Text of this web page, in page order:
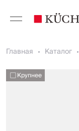
Главная Каталог
Крупнее